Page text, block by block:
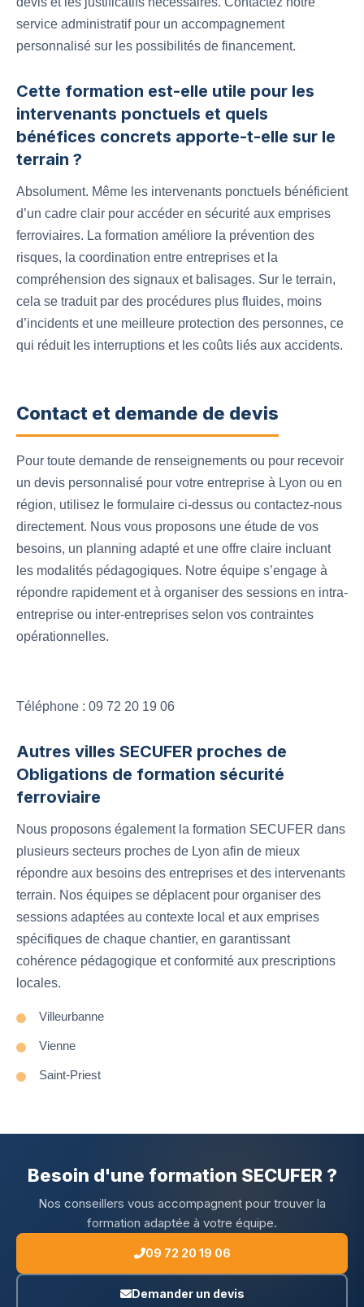
service administratif pour un accompagnement
personnalisé sur les possibilités de financement.
Cette formation est-elle utile pour les
intervenants ponctuels et quels
bénéfices concrets apporte-t-elle sur le
terrain ?
Absolument. Même les intervenants ponctuels bénéficient
d’un cadre clair pour accéder en sécurité aux emprises
ferroviaires. La formation améliore la prévention des
risques, la coordination entre entreprises et la
compréhension des signaux et balisages. Sur le terrain,
cela se traduit par des procédures plus fluides, moins
d’incidents et une meilleure protection des personnes, ce
qui réduit les interruptions et les coûts liés aux accidents.
Contact et demande de devis
Pour toute demande de renseignements ou pour recevoir
un devis personnalisé pour votre entreprise à Lyon ou en
région, utilisez le formulaire ci-dessus ou contactez-nous
directement. Nous vous proposons une étude de vos
besoins, un planning adapté et une offre claire incluant
les modalités pédagogiques. Notre équipe s’engage à
répondre rapidement et à organiser des sessions en intra-
entreprise ou inter-entreprises selon vos contraintes
opérationnelles.
Téléphone : 09 72 20 19 06
Autres villes SECUFER proches de
Obligations de formation sécurité
ferroviaire
Nous proposons également la formation SECUFER dans
plusieurs secteurs proches de Lyon afin de mieux
répondre aux besoins des entreprises et des intervenants
terrain. Nos équipes se déplacent pour organiser des
sessions adaptées au contexte local et aux emprises
spécifiques de chaque chantier, en garantissant
cohérence pédagogique et conformité aux prescriptions
locales.
Villeurbanne
Vienne
Saint-Priest
Besoin d'une formation SECUFER ?
Nos conseillers vous accompagnent pour trouver la
formation adaptée à votre équipe.
09 72 20 19 06
Demander un devis